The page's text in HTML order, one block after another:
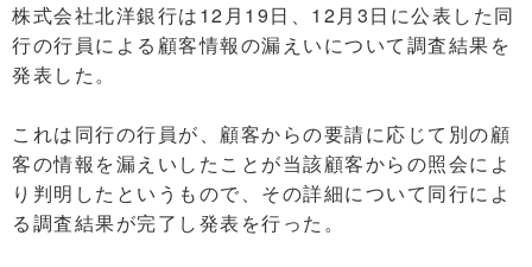
株式会社北洋銀行は12月19日、12月3日に公表した同
行の行員による顧客情報の漏えいについて調査結果を
発表した。
これは同行の行員が、顧客からの要請に応じて別の顧
客の情報を漏えいしたことが当該顧客からの照会によ
り判明したというもので、その詳細について同行によ
る調査結果が完了し発表を行った。